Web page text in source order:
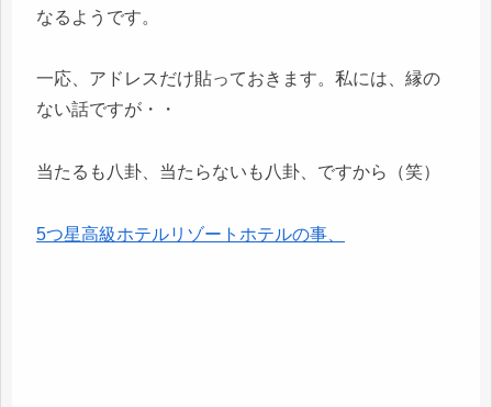
なるようです。
一応、アドレスだけ貼っておきます。私には、縁の
ない話ですが・・
当たるも八卦、当たらないも八卦、ですから（笑）
5つ星高級ホテルリゾートホテルの事、